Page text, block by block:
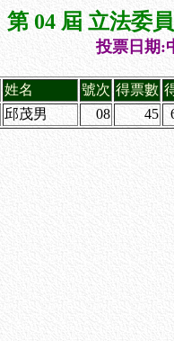
第 04 屆 立法委
投票日期:
姓名 號次 得票數
邱茂男 08 45